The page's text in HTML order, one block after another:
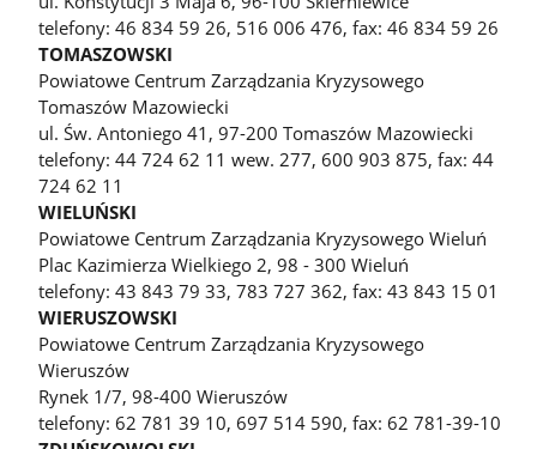
telefony: 46 834 59 26, 516 006 476, fax: 46 834 59 26
TOMASZOWSKI
Powiatowe Centrum Zarządzania Kryzysowego
Tomaszów Mazowiecki
ul. Św. Antoniego 41, 97-200 Tomaszów Mazowiecki
telefony: 44 724 62 11 wew. 277, 600 903 875, fax: 44
724 62 11
WIELUŃSKI
Powiatowe Centrum Zarządzania Kryzysowego Wieluń
Plac Kazimierza Wielkiego 2, 98 - 300 Wieluń
telefony: 43 843 79 33, 783 727 362, fax: 43 843 15 01
WIERUSZOWSKI
Powiatowe Centrum Zarządzania Kryzysowego
Wieruszów
Rynek 1/7, 98-400 Wieruszów
telefony: 62 781 39 10, 697 514 590, fax: 62 781-39-10